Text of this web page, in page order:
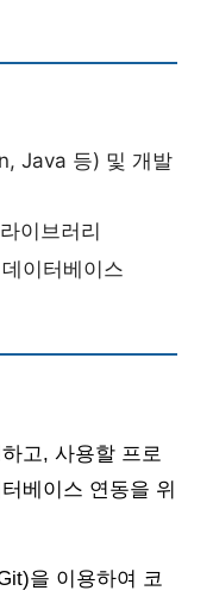
Java 등) 및 개발
이브러리
이터베이스
고, 사용할 프로
베이스 연동을 위
을 이용하여 코